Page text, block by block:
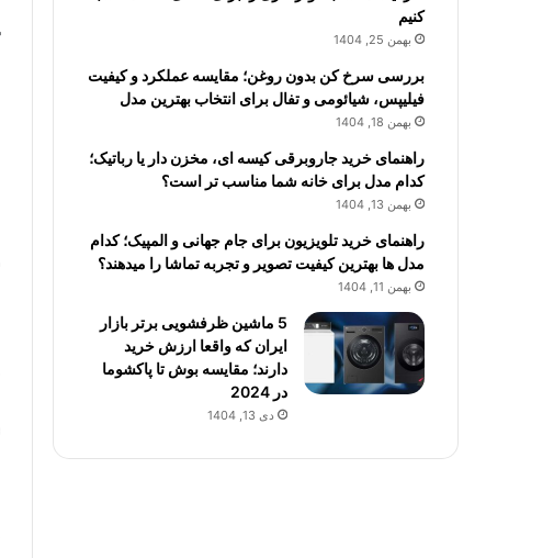
کنیم
بهمن 25, 1404
بررسی سرخ کن بدون روغن؛ مقایسه عملکرد و کیفیت
فیلیپس، شیائومی و تفال برای انتخاب بهترین مدل
بهمن 18, 1404
راهنمای خرید جاروبرقی کیسه ای، مخزن دار یا رباتیک؛
کدام مدل برای خانه شما مناسب تر است؟
بهمن 13, 1404
راهنمای خرید تلویزیون برای جام جهانی و المپیک؛ کدام
مدل ها بهترین کیفیت تصویر و تجربه تماشا را میدهند؟
بهمن 11, 1404
5 ماشین ظرفشویی برتر بازار
ایران که واقعا ارزش خرید
دارند؛ مقایسه بوش تا پاکشوما
در 2024
دی 13, 1404